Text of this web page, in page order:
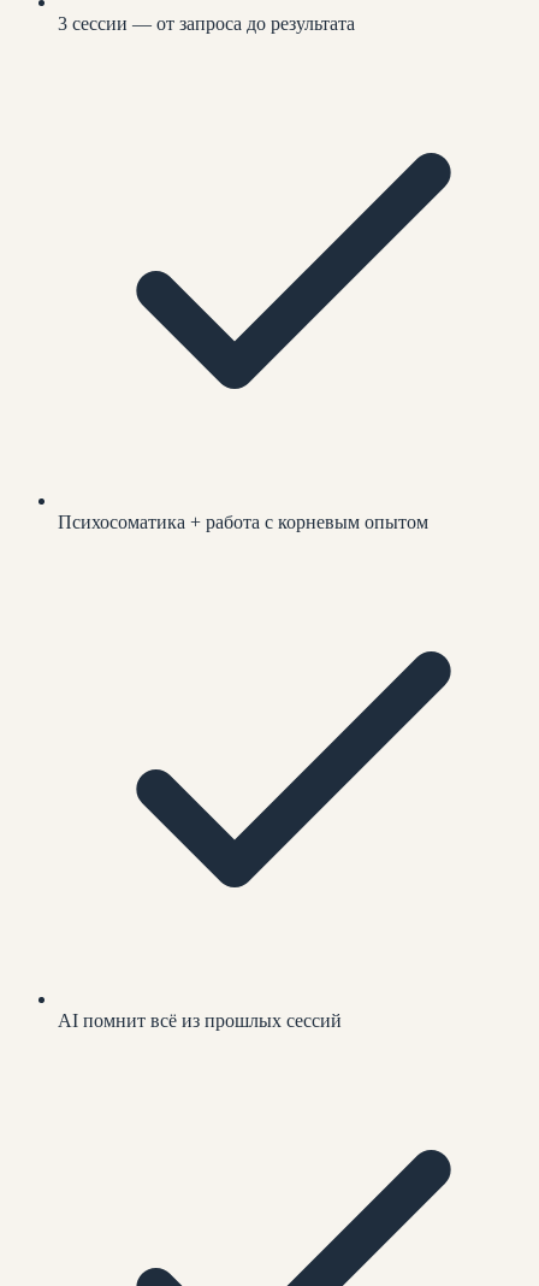
3 сессии — от запроса до результата
Психосоматика + работа с корневым опытом
AI помнит всё из прошлых сессий